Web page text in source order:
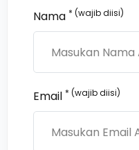
Nama * (wajib diisi)
Email * (wajib diisi)